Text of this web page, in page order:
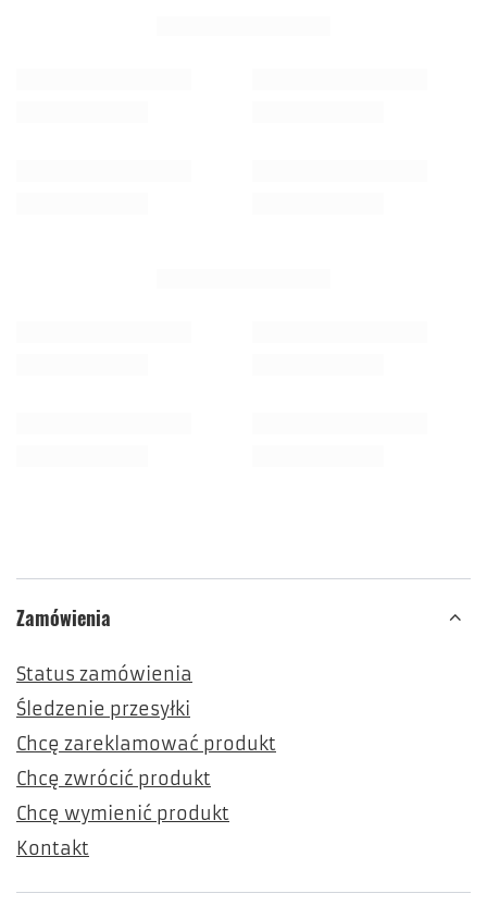
Zamówienia
Status zamówienia
Śledzenie przesyłki
Chcę zareklamować produkt
Chcę zwrócić produkt
Chcę wymienić produkt
Kontakt